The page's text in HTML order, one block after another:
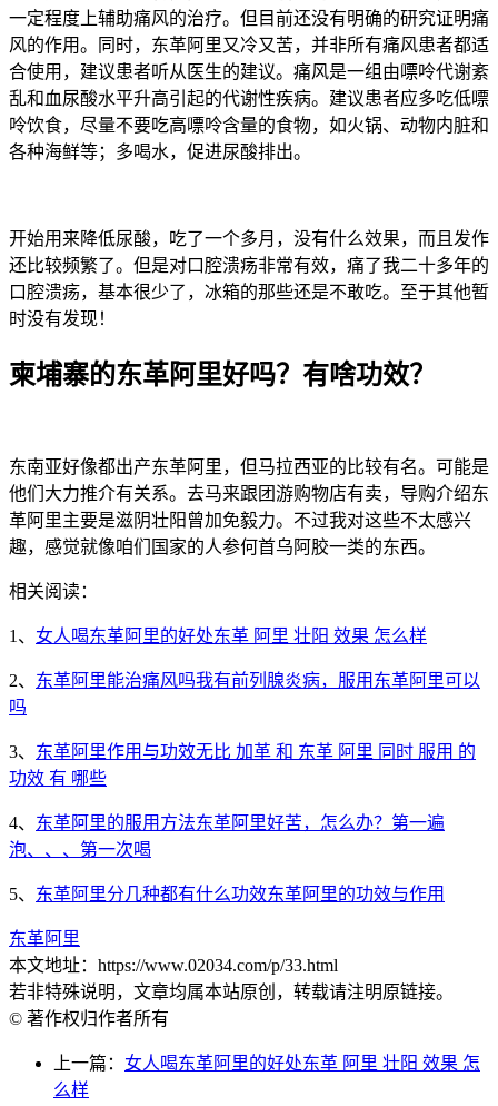
一定程度上辅助痛风的治疗。但目前还没有明确的研究证明痛
风的作用。同时，东革阿里又冷又苦，并非所有痛风患者都适
合使用，建议患者听从医生的建议。痛风是一组由嘌呤代谢紊
乱和血尿酸水平升高引起的代谢性疾病。建议患者应多吃低嘌
呤饮食，尽量不要吃高嘌呤含量的食物，如火锅、动物内脏和
各种海鲜等；多喝水，促进尿酸排出。
开始用来降低尿酸，吃了一个多月，没有什么效果，而且发作
还比较频繁了。但是对口腔溃疡非常有效，痛了我二十多年的
口腔溃疡，基本很少了，冰箱的那些还是不敢吃。至于其他暂
时没有发现！
柬埔寨的东革阿里好吗？有啥功效？
东南亚好像都出产东革阿里，但马拉西亚的比较有名。可能是
他们大力推介有关系。去马来跟团游购物店有卖，导购介绍东
革阿里主要是滋阴壮阳曾加免毅力。不过我对这些不太感兴
趣，感觉就像咱们国家的人参何首乌阿胶一类的东西。
相关阅读：
1、 女人喝东革阿里的好处东革 阿里 壮阳 效果 怎么样
2、 东革阿里能治痛风吗我有前列腺炎病，服用东革阿里可以
吗
3、 东革阿里作用与功效无比 加革 和 东革 阿里 同时 服用 的
功效 有 哪些
4、 东革阿里的服用方法东革阿里好苦，怎么办？第一遍
泡、、、第一次喝
5、 东革阿里分几种都有什么功效东革阿里的功效与作用
东革阿里
本文地址：https://www.02034.com/p/33.html
若非特殊说明，文章均属本站原创，转载请注明原链接。
© 著作权归作者所有
上一篇： 女人喝东革阿里的好处东革 阿里 壮阳 效果 怎
么样